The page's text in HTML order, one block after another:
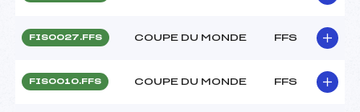
FIS0027.FFS COUPE DU MONDE FFS
FIS0010.FFS COUPE DU MONDE FFS